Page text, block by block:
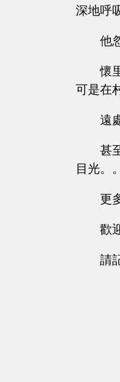
深地呼
他
懷
可是在
遠
甚
目光。
更
歡
請